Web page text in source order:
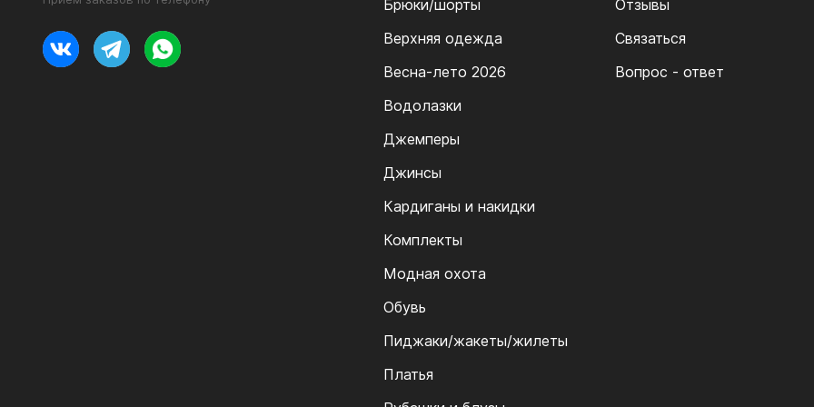
Брюки/шорты
Верхняя одежда
Весна-лето 2026
Водолазки
Джемперы
Джинсы
Кардиганы и накидки
Комплекты
Модная охота
Обувь
Пиджаки/жакеты/жилеты
Платья
Отзывы
Связаться
Вопрос - ответ